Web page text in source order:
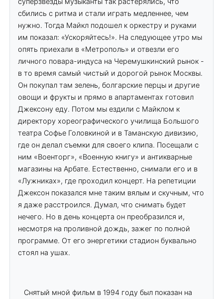
сбились с ритма и стали играть медленнее, чем
нужно. Тогда Майкл подошел к оркестру и руками
им показал: «Ускоряйтесь!». На следующее утро мы
опять приехали в «Метрополь» и отвезли его
личного повара-индуса на Черемушкинский рынок -
в то время самый чистый и дорогой рынок Москвы.
Он покупал там зелень, болгарские перцы и другие
овощи и фрукты и прямо в апартаментах готовил
Джексону еду. Потом мы ездили с Майклом к
директору хореографического училища Большого
театра Софье Головкиной и в Таманскую дивизию,
где он делал съемки для своего клипа. Посещали с
ним «Военторг», «Военную книгу» и антикварные
магазины на Арбате. Естественно, снимали его и в
«Лужниках», где проходил концерт. На репетиции
Джексон показался мне таким вялым и скучным, что
я даже расстроился. Думал, что снимать будет
нечего. Но в день концерта он преобразился и,
несмотря на проливной дождь, зажег по полной
программе. От его энергетики стадион буквально
стоял на ушах.
Снятый мной фильм в 1994 году был показан на